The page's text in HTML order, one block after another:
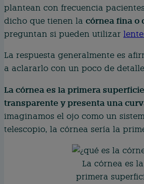
plantean con frecuencia
dicho que tienen la córnea fina o
preguntan si pueden utilizar
La respuesta generalmente es
a aclararlo con un poco de
La córnea es la primera
transparente y presenta una
imaginamos el ojo como un
telescopio, la córnea sería la
La córnea es la
primera